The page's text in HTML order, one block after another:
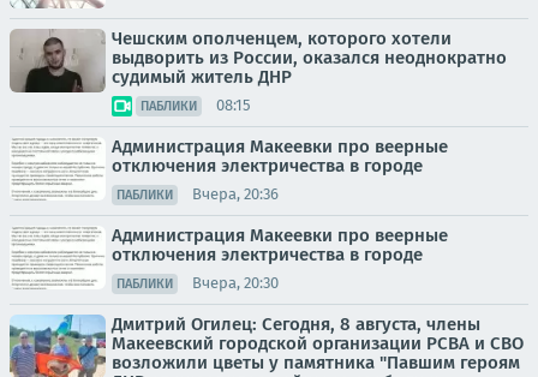
Чешским ополченцем, которого хотели
выдворить из России, оказался неоднократно
судимый житель ДНР
ПАБЛИКИ 08:15
Администрация Макеевки про веерные
отключения электричества в городе
ПАБЛИКИ Вчера, 20:36
Администрация Макеевки про веерные
отключения электричества в городе
ПАБЛИКИ Вчера, 20:30
Дмитрий Огилец: Сегодня, 8 августа, члены
Макеевский городской организации РСВА и СВО
возложили цветы у памятника "Павшим героям